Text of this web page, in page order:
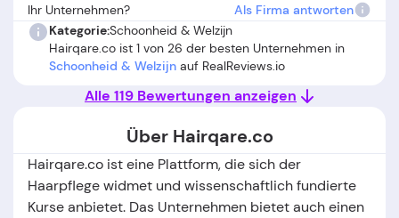
Ihr Unternehmen?
Als Firma antworten
Kategorie:Schoonheid & Welzijn
Hairqare.co ist 1 von 26 der besten Unternehmen in
Schoonheid & Welzijn auf RealReviews.io
Alle 119 Bewertungen anzeigen
Über Hairqare.co
Hairqare.co ist eine Plattform, die sich der
Haarpflege widmet und wissenschaftlich fundierte
Kurse anbietet. Das Unternehmen bietet auch einen